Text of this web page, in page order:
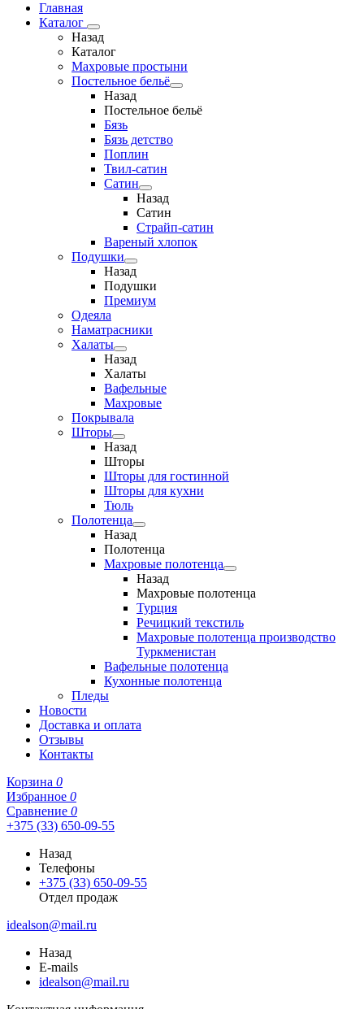
Главная
Каталог
Назад
Каталог
Махровые простыни
Постельное бельё
Назад
Постельное бельё
Бязь
Бязь детство
Поплин
Твил-сатин
Сатин
Назад
Сатин
Страйп-сатин
Вареный хлопок
Подушки
Назад
Подушки
Премиум
Одеяла
Наматрасники
Халаты
Назад
Халаты
Вафельные
Махровые
Покрывала
Шторы
Назад
Шторы
Шторы для гостинной
Шторы для кухни
Тюль
Полотенца
Назад
Полотенца
Махровые полотенца
Назад
Махровые полотенца
Турция
Речицкий текстиль
Махровые полотенца производство
Туркменистан
Вафельные полотенца
Кухонные полотенца
Пледы
Новости
Доставка и оплата
Отзывы
Контакты
Корзина 0
Избранное 0
Сравнение 0
+375 (33) 650-09-55
Назад
Телефоны
+375 (33) 650-09-55
Отдел продаж
idealson@mail.ru
Назад
E-mails
idealson@mail.ru